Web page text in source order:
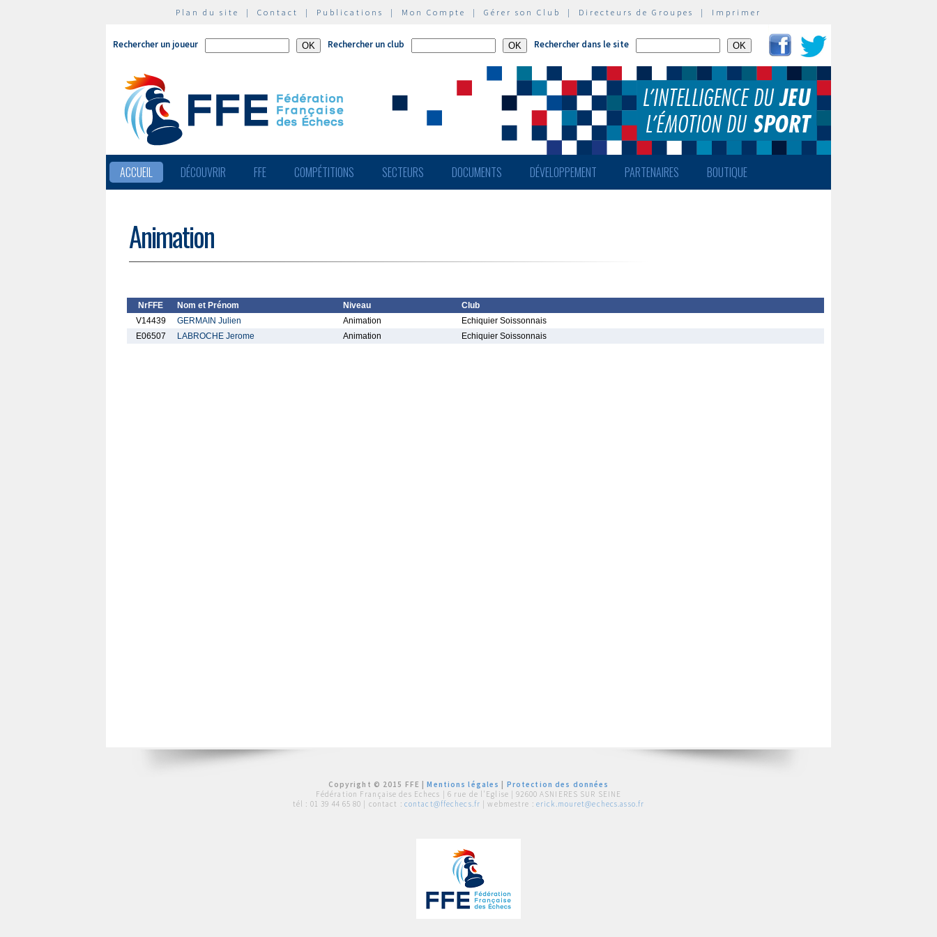
Plan du site | Contact | Publications | Mon Compte | Gérer son Club | Directeurs de Groupes | Imprimer
Rechercher un joueur Rechercher un club Rechercher dans le site
ACCUEIL DÉCOUVRIR FFE COMPÉTITIONS SECTEURS DOCUMENTS DÉVELOPPEMENT PARTENAIRES BOUTIQUE
Animation
NrFFE Nom et Prénom Niveau
Club
V14439
GERMAIN Julien Animation
Echiquier Soissonnais
E06507
LABROCHE Jerome Animation Echiquier Soissonnais
Copyright © 2015 FFE |Mentions légales
Protection des données
Fédération Française des Echecs | 6 rue de l'Eglise | 92600 ASNIERES SUR SEINE
tél : 01 39 44 65 80 | contact : contact@ffechecs.fr | webmestre : erick.mouret@echecs.asso.fr